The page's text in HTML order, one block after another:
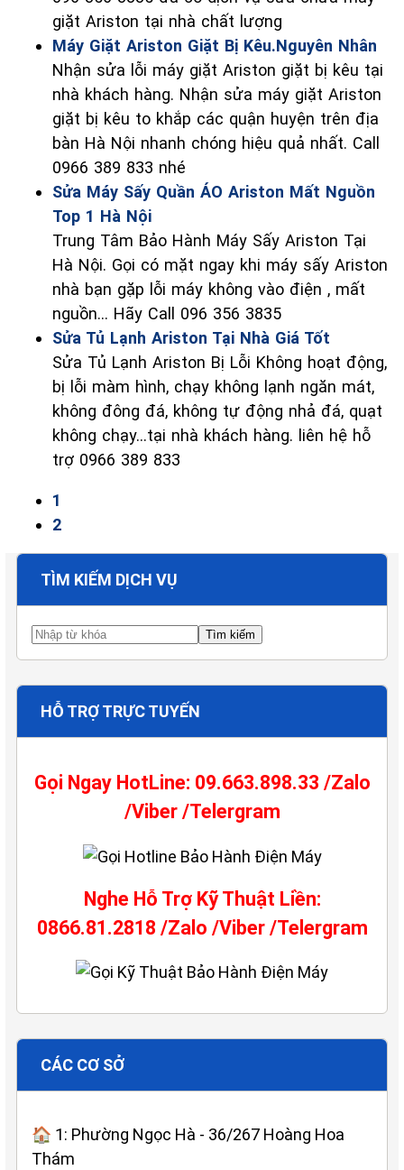
giặt Ariston tại nhà chất lượng
Máy Giặt Ariston Giặt Bị Kêu.Nguyên Nhân
Nhận sửa lỗi máy giặt Ariston giặt bị kêu tại
nhà khách hàng. Nhận sửa máy giặt Ariston
giặt bị kêu to khắp các quận huyện trên địa
bàn Hà Nội nhanh chóng hiệu quả nhất. Call
0966 389 833 nhé
Sửa Máy Sấy Quần ÁO Ariston Mất Nguồn
Top 1 Hà Nội
Trung Tâm Bảo Hành Máy Sấy Ariston Tại
Hà Nội. Gọi có mặt ngay khi máy sấy Ariston
nhà bạn gặp lỗi máy không vào điện , mất
nguồn... Hãy Call 096 356 3835
Sửa Tủ Lạnh Ariston Tại Nhà Giá Tốt
Sửa Tủ Lạnh Ariston Bị Lỗi Không hoạt động,
bị lỗi màm hình, chạy không lạnh ngăn mát,
không đông đá, không tự động nhả đá, quạt
không chạy...tại nhà khách hàng. liên hệ hỗ
trợ 0966 389 833
1
2
TÌM KIẾM DỊCH VỤ
HỖ TRỢ TRỰC TUYẾN
Gọi Ngay HotLine: 09.663.898.33 /Zalo
/Viber /Telergram
Nghe Hỗ Trợ Kỹ Thuật Liền:
0866.81.2818 /Zalo /Viber /Telergram
CÁC CƠ SỞ
🏠 1: Phường Ngọc Hà - 36/267 Hoàng Hoa
Thám